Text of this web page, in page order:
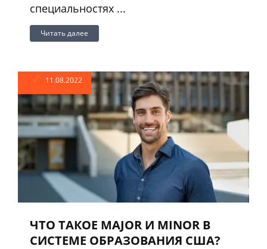
специальностях ...
Читать далее
11.08.2022
ЧТО ТАКОЕ MAJOR И MINOR В
СИСТЕМЕ ОБРАЗОВАНИЯ США?